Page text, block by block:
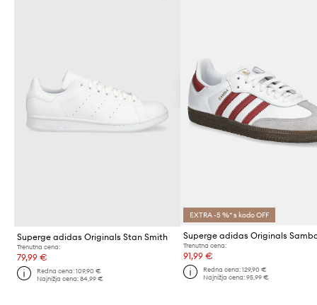
Superge adidas Originals Stan Smith
Trenutna cena:
79,99 €
Redna cena:109,90 €
Najnižja cena:84,99 €
EXTRA -5 %* s kodo OFF
Superge adidas Originals
Trenutna cena:
91,99 €
Redna cena: 129,90 €
Najnižja cena: 95,99 €